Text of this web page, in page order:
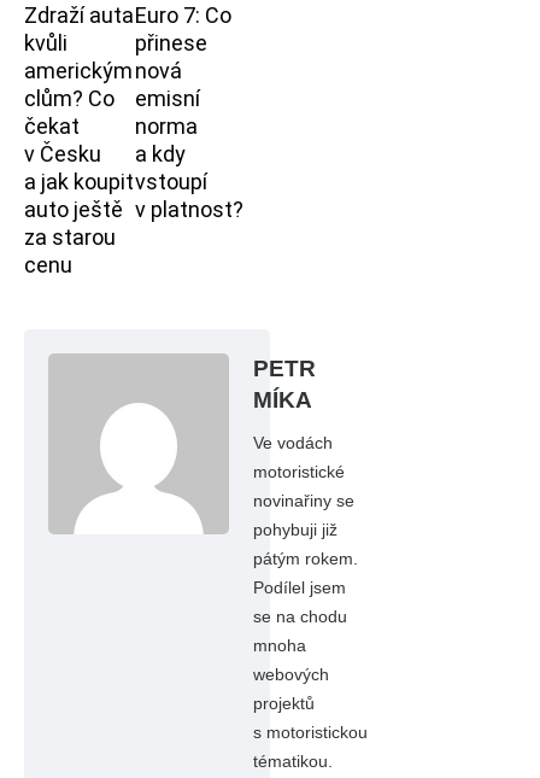
Zdraží auta
kvůli
americkým
clům? Co
čekat
v Česku
a jak koupit
auto ještě
za starou
cenu
Euro 7: Co
přinese
nová
emisní
norma
a kdy
vstoupí
v platnost?
PETR
MÍKA
Ve vodách
motoristické
novinařiny se
pohybuji již
pátým rokem.
Podílel jsem
se na chodu
mnoha
webových
projektů
s motoristickou
tématikou.